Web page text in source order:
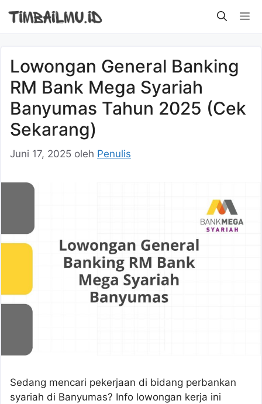
Lowongan General Banking
RM Bank Mega Syariah
Banyumas Tahun 2025 (Cek
Sekarang)
Juni 17, 2025 oleh Penulis
Sedang mencari pekerjaan di bidang perbankan
syariah di Banyumas? Info lowongan kerja ini